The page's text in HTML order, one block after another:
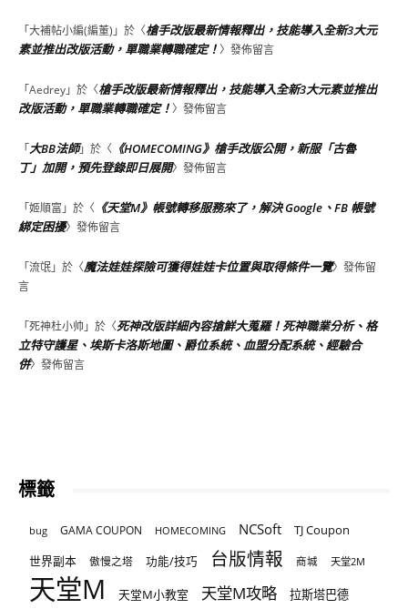
「大補帖小編(編董) 」於〈槍手改版最新情報釋出，技能導入全新3大元
素並推出改版活動，單職業轉職確定！〉發佈留言
「Aedrey」於〈槍手改版最新情報釋出，技能導入全新3大元素並推出
改版活動，單職業轉職確定！〉發佈留言
「大BB法師」於〈 《HOMECOMING》槍手改版公開，新服「古魯
丁」加開，預先登錄即日展開〉發佈留言
「姬順富 」於〈 《天堂M》帳號轉移服務來了，解決 Google、FB 帳號
綁定困擾〉發佈留言
「流氓」於〈魔法娃娃探險可獲得娃娃卡位置與取得條件一覽〉發佈留
言
「死神杜小帅 」於〈死神改版詳細內容搶鮮大蒐羅！死神職業分析、格
立特守護星、埃斯卡洛斯地圖、爵位系統、血盟分配系統、經驗合
併〉發佈留言
標籤
bug GAMA COUPON HOMECOMING NCSoft
TJ Coupon
世界副本
傲慢之塔 功能/技巧 台版情報 商城 天堂2M
天堂M 天堂M小教室 天堂M攻略 拉斯塔巴德